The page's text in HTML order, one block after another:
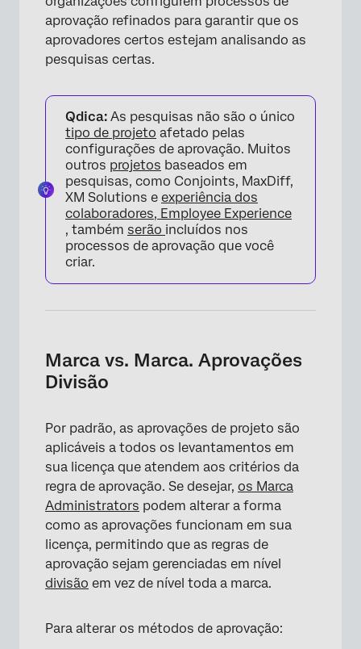
aprovação refinados para garantir que os
aprovadores certos estejam analisando as
pesquisas certas.
Qdica: As pesquisas não são o único
tipo de projeto afetado pelas
configurações de aprovação. Muitos
outros projetos baseados em
pesquisas, como Conjoints, MaxDiff,
XM Solutions e experiência dos
colaboradores, Employee Experience
, também serão incluídos nos
processos de aprovação que você
criar.
Marca vs. Marca. Aprovações
Divisão
Por padrão, as aprovações de projeto são
aplicáveis a todos os levantamentos em
sua licença que atendem aos critérios da
regra de aprovação. Se desejar, os Marca
Administrators podem alterar a forma
como as aprovações funcionam em sua
licença, permitindo que as regras de
aprovação sejam gerenciadas em nível
divisão em vez de nível toda a marca.
Para alterar os métodos de aprovação: